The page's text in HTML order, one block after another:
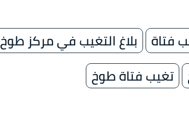
فتاة
بلاغ التغيب في مركز طوخ
تغيب فتاة طوخ